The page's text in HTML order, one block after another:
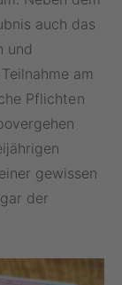
auch das
und
am
Pflichten
gewissen
der